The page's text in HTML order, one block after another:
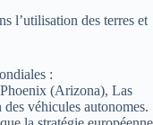
l’utilisation des terres et
:
(Arizona), Las
véhicules autonomes.